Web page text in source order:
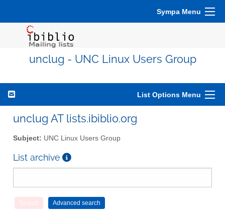
Sympa Menu
unclug - UNC Linux Users Group
List Options Menu
unclug AT lists.ibiblio.org
Subject: UNC Linux Users Group
List archive